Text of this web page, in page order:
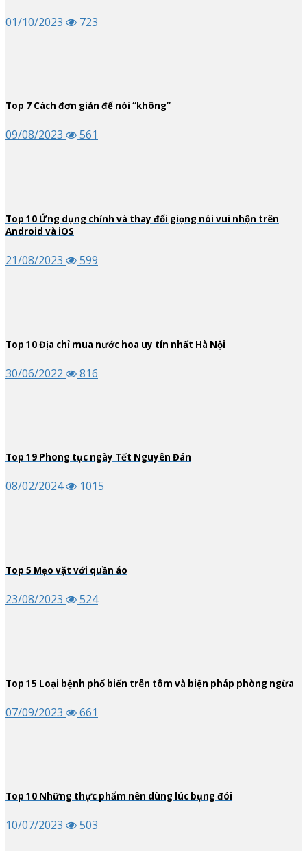
01/10/2023 723
Top 7 Cách đơn giản để nói “không”
09/08/2023 561
Top 10 Ứng dụng chỉnh và thay đổi giọng nói vui nhộn trên
Android và iOS
21/08/2023 599
Top 10Địa chỉ mua nước hoa uy tín nhất Hà Nội
30/06/2022 816
Top 19 Phong tục ngày Tết Nguyên Đán
08/02/2024 1015
Top 5 Mẹo vặt với quần áo
23/08/2023 524
Top 15 Loại bệnh phổ biến trên tôm và biện pháp phòng ngừa
07/09/2023 661
Top 10 Những thực phẩm nên dùng lúc bụng đói
10/07/2023 503